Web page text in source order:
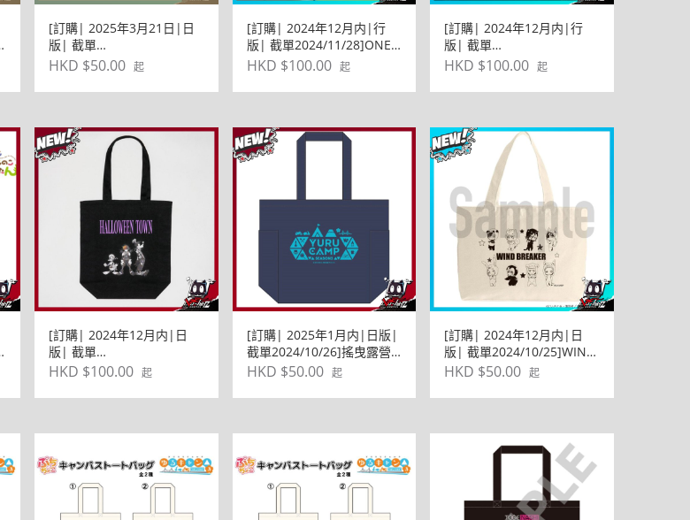
[訂購| 2025年3月21日|日
版| 截單
2025/01/04]LOVELIVE!蓮ノ
クラブ おでかけトートBAG
款)
HKD $50.00 起
[訂購| 2024年12月内|行
版| 截單2024/11/28]ONE
PIECE 海賊王 艾斯背包
HKD $100.00 起
[訂購| 2024年12月内|行
版| 截單
2024/11/28]DEATH NOTE
HKD $100.00 起
[訂購| 2024年12月内|日
版| 截單
2024/11/09]Kingdom
Halloween萬聖節
HKD $100.00 起
[訂購| 2025年1月内|日版|
截單2024/10/26]搖曳露營
△ SEASON3 環保袋BAG包
HKD $50.00 起
[訂購| 2024年12月内|日
版| 截單2024/10/25]WIND
BREAKER—防風少年—
HKD $50.00 起